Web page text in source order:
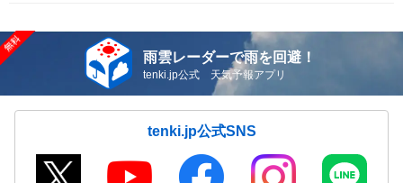
雨雲レーダーで雨を回避！
tenki.jp公式 天気予報アプリ
tenki.jp公式SNS